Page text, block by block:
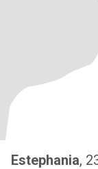
Estephania,